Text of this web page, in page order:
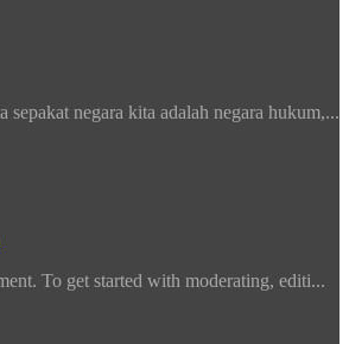
sepakat negara kita adalah negara hukum,...
To get started with moderating, editi...